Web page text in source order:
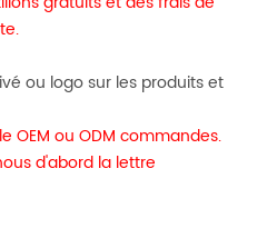
ou logo sur les produits et
OEM ou ODM commandes.
d'abord la lettre